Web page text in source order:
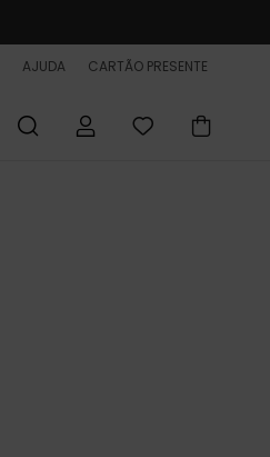
AJUDA CARTÃO PRESENTE